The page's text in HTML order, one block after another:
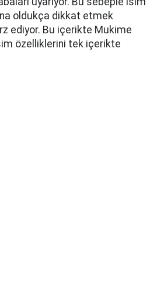
oldukça dikkat etmek
ediyor. Bu içerikte Mukime
özelliklerini tek içerikte